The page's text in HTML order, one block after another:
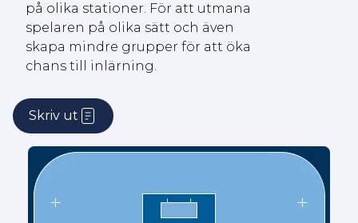
på olika stationer. För att utmana
spelaren på olika sätt och även
skapa mindre grupper för att öka
chans till inlärning.
Skriv ut